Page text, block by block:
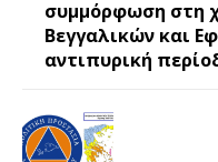
συμμόρφωση στη
Βεγγαλικών και
αντιπυρική